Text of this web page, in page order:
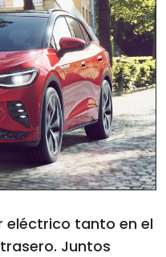
eléctrico tanto en el
Juntos